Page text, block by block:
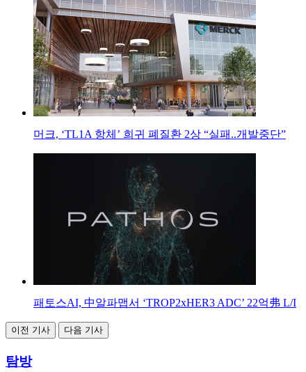
머크, ‘TL1A 항체’ 희귀 폐질환 2상 “실패..개발중단”
패토스AI, 中알파맵서 ‘TROP2xHER3 ADC’ 22억弗 L/I
이전 기사 다음 기사
탐방